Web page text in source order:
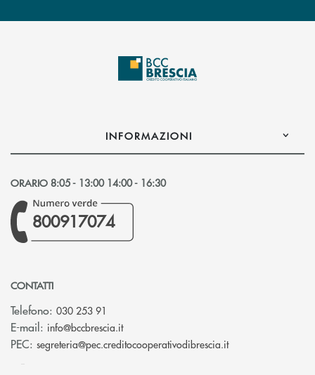
INFORMAZIONI
ORARIO 8:05 - 13:00 14:00 - 16:30
800917074
CONTATTI
Telefono: 030 253 91
E-mail: info@bccbrescia.it(si apre l’app di posta elettronica)
PEC: segreteria@pec.creditocooperativodibrescia.it(si apre l’app di